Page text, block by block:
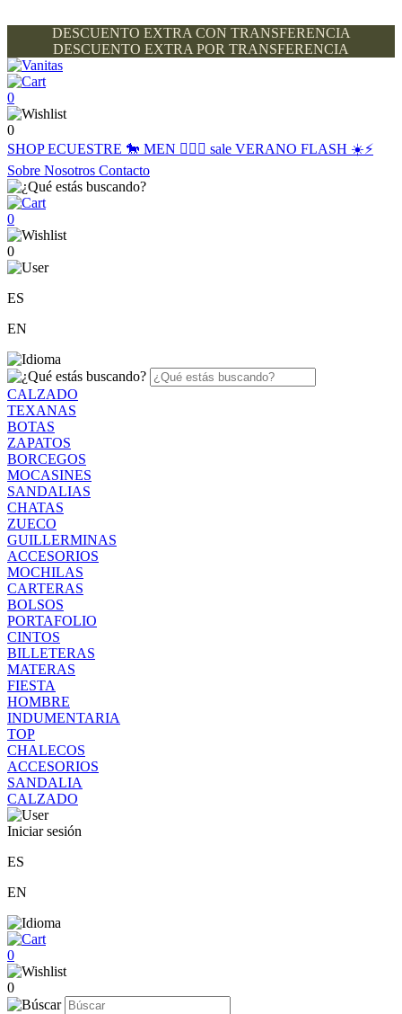
DESCUENTO EXTRA CON TRANSFERENCIA
DESCUENTO EXTRA POR TRANSFERENCIA
0
0
SHOPECUESTRE 🐎 MEN 🙋🏽‍♂️ sale VERANO FLASH ☀️⚡️
Sobre Nosotros Contacto
0
0
ES
EN
CALZADO
TEXANAS
BOTAS
ZAPATOS
BORCEGOS
MOCASINES
SANDALIAS
CHATAS
ZUECO
GUILLERMINAS
ACCESORIOS
MOCHILAS
CARTERAS
BOLSOS
PORTAFOLIO
CINTOS
BILLETERAS
MATERAS
FIESTA
HOMBRE
INDUMENTARIA
TOP
CHALECOS
ACCESORIOS
SANDALIA
CALZADO
Iniciar sesión
ES
EN
0
0